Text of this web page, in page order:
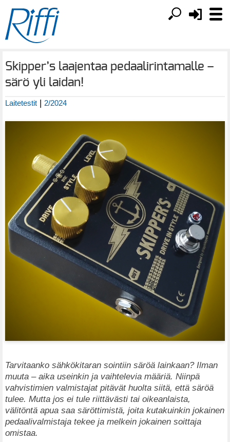
Skipper’s laajentaa pedaalirintamalle –
särö yli laidan!
Laitetestit | 2/2024
Tarvitaanko sähkökitaran sointiin säröä lainkaan? Ilman
muuta – aika useinkin ja vaihtelevia määriä. Niinpä
vahvistimien valmistajat pitävät huolta siitä, että säröä
tulee. Mutta jos ei tule riittävästi tai oikeanlaista,
välitöntä apua saa säröttimistä, joita kutakuinkin jokainen
pedaalivalmistaja tekee ja melkein jokainen soittaja
omistaa.